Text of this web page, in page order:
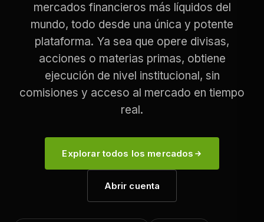
mercados financieros más líquidos del
mundo, todo desde una única y potente
plataforma. Ya sea que opere divisas,
acciones o materias primas, obtiene
ejecución de nivel institucional, sin
comisiones y acceso al mercado en tiempo
real.
Explorar todos los mercados
Abrir cuenta